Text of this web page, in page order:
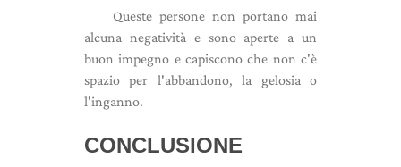
Queste persone non portano mai
alcuna negatività e sono aperte a un
buon impegno e capiscono che non c'è
spazio per l'abbandono, la gelosia o
l'inganno.
CONCLUSIONE